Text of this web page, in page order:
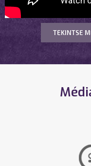
TEKINTSE